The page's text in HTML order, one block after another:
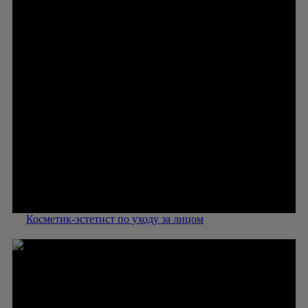
Косметик-эстетист по уходу за лицом